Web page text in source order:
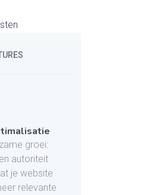
groei:
autoriteit
je website
relevante